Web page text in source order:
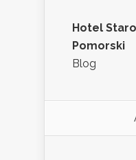
Hotel
Pomorski
Blog